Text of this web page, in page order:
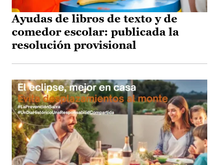
Ayudas de libros de texto y de
comedor escolar: publicada la
resolución provisional